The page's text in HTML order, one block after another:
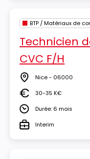
Technicien
CVC F/H
Lieu Nice - 06000
Salaire30-35 K€
DuréeDurée: 6 mois
TypeInterim